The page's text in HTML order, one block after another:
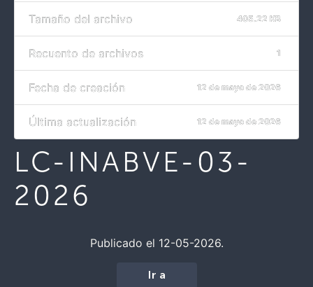
Tamaño del archivo 405.22 KB
Recuento de archivos 1
Fecha de creación 12 de mayo de 2026
Última actualización 12 de mayo de 2026
LC-INABVE-03-
2026
Publicado el 12-05-2026.
Ir a